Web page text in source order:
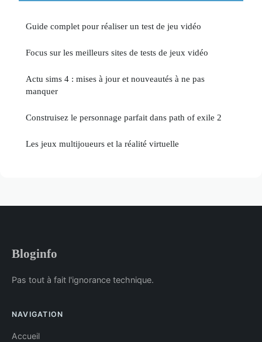
Guide complet pour réaliser un test de jeu vidéo
Focus sur les meilleurs sites de tests de jeux vidéo
Actu sims 4 : mises à jour et nouveautés à ne pas
manquer
Construisez le personnage parfait dans path of exile 2
Les jeux multijoueurs et la réalité virtuelle
Bloginfo
Pas tout à fait l'ignorance technique.
NAVIGATION
Accueil